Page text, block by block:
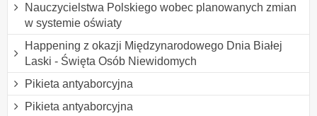
Nauczycielstwa Polskiego wobec planowanych zmian
w systemie oświaty
Happening z okazji Międzynarodowego Dnia Białej
Laski - Święta Osób Niewidomych
Pikieta antyaborcyjna
Pikieta antyaborcyjna